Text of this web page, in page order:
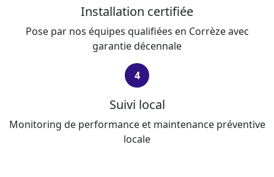
Installation certifiée
Pose par nos équipes qualifiées en Corrèze avec
garantie décennale
4
Suivi local
Monitoring de performance et maintenance préventive
locale